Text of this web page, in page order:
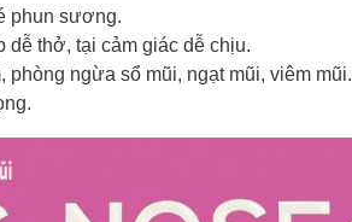
phun sương.
dễ thở, tại cảm giác dễ chịu.
ngừa sổ mũi, ngạt mũi, viêm mũi.